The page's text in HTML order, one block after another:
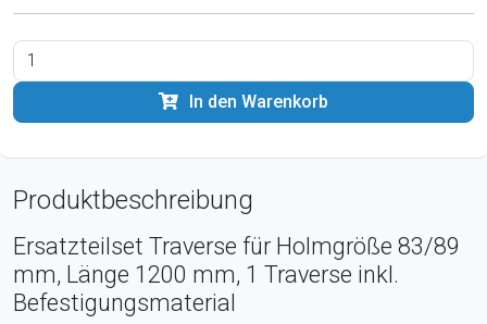
In den Warenkorb
Produktbeschreibung
Ersatzteilset Traverse für Holmgröße 83/89
mm, Länge 1200 mm, 1 Traverse inkl.
Befestigungsmaterial